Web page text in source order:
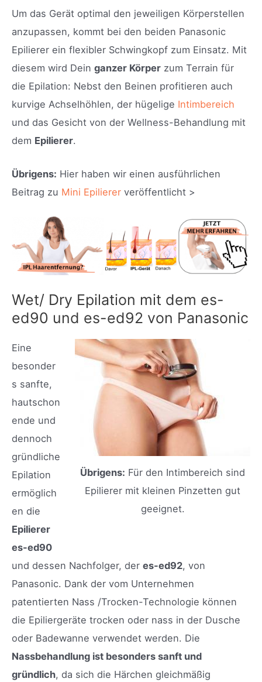
Um das Gerät optimal den jeweiligen Körperstellen
anzupassen, kommt bei den beiden Panasonic
Epilierer ein flexibler Schwingkopf zum Einsatz. Mit
diesem wird Dein ganzer Körper zum Terrain für
die Epilation: Nebst den Beinen profitieren auch
kurvige Achselhöhlen, der hügelige Intimbereich
und das Gesicht von der Wellness-Behandlung mit
dem Epilierer.
Übrigens: Hier haben wir einen ausführlichen
Beitrag zu Mini Epilierer veröffentlicht >
Wet/ Dry Epilation mit dem es-
ed90 und es-ed92 von Panasonic
Übrigens: Für den Intimbereich sind
Epilierer mit kleinen Pinzetten gut
geeignet.
Eine
besonder
s sanfte,
hautschon
ende und
dennoch
gründliche
Epilation
ermöglich
en die
Epilierer
es-ed90
und dessen Nachfolger, der es-ed92, von
Panasonic. Dank der vom Unternehmen
patentierten Nass /Trocken-Technologie können
die Epiliergeräte trocken oder nass in der Dusche
oder Badewanne verwendet werden. Die
Nassbehandlung ist besonders sanft und
gründlich, da sich die Härchen gleichmäßig